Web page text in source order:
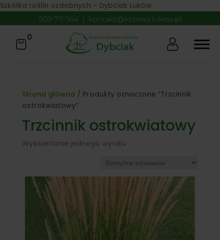
Skip to content
Szkółka roślin ozdobnych – Dybciak Łuków
509 711 564 | kontakt@krzewy.lukow.pl
0
Strona główna / Produkty oznaczone “Trzcinnik
ostrokwiatowy”
Trzcinnik ostrokwiatowy
Wyświetlanie jednego wyniku